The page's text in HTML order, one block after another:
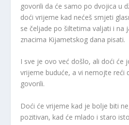
govorili da će samo po dvojica u
doći vrijeme kad nećeš smjeti
se čeljade po šiltetima valjati i na
znacima Kijametskog dana pisati.
I sve je ovo već došlo, ali doći će
vrijeme buduće, a vi nemojte reći
govorili.
Doći će vrijeme kad je bolje biti
pozitivan, kad će mlado i staro